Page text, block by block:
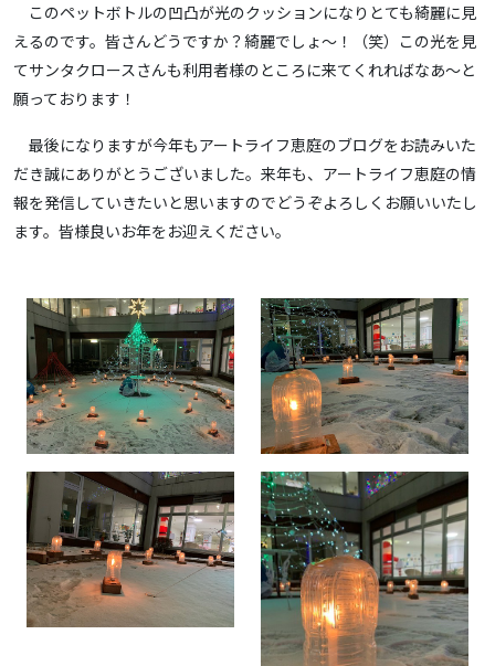
このペットボトルの凹凸が光のクッションになりとても綺麗に見
えるのです。皆さんどうですか？綺麗でしょ～！（笑）この光を見
てサンタクロースさんも利用者様のところに来てくれればなあ～と
願っております！
最後になりますが今年もアートライフ恵庭のブログをお読みいた
だき誠にありがとうございました。来年も、アートライフ恵庭の情
報を発信していきたいと思いますのでどうぞよろしくお願いいたし
ます。皆様良いお年をお迎えください。